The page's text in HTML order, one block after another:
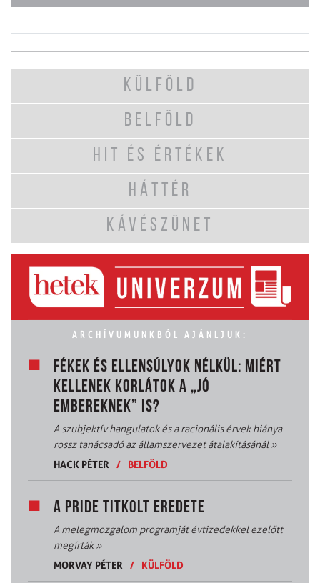
KÜLFÖLD
BELFÖLD
HIT ÉS ÉRTÉKEK
HÁTTÉR
KÁVÉSZÜNET
ARCHÍVUMUNKBÓL AJÁNLJUK:
FÉKEK ÉS ELLENSÚLYOK NÉLKÜL: MIÉRT
KELLENEK KORLÁTOK A „JÓ
EMBEREKNEK” IS?
A szubjektív hangulatok és a racionális érvek hiánya
rossz tanácsadó az államszervezet átalakításánál»
HACK PÉTER
/ BELFÖLD
A PRIDE TITKOLT EREDETE
A melegmozgalom programját évtizedekkel ezelőtt
megírták»
MORVAY PÉTER
/ KÜLFÖLD